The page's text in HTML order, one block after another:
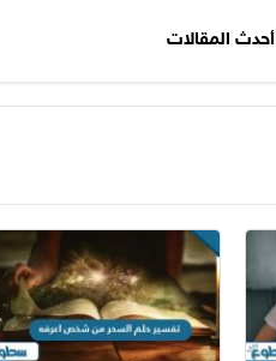
أحدث المقالات